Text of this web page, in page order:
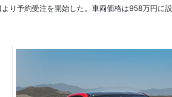
より予約受注を開始した。車両価格は958万円に